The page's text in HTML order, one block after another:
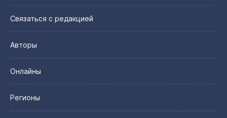
Связаться с редакцией
Авторы
Онлайны
Регионы